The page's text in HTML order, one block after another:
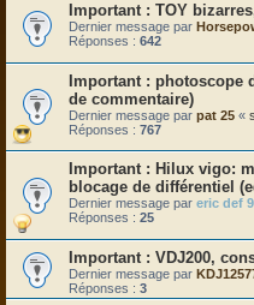
TOY
Dernier message par
Réponses : 642
photoscope
de commentaire)
Dernier message par pat 25 «
Réponses : 767
Hilux vigo:
blocage de différentiel
Dernier message par eric def
Réponses : 25
VDJ200,
Dernier message par
Réponses : 3